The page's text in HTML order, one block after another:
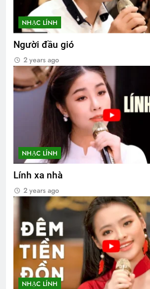
NHẠC LÍNH
Người đầu gió
2 years ago
NHẠC LÍNH
Lính xa nhà
2 years ago
NHẠC LÍNH